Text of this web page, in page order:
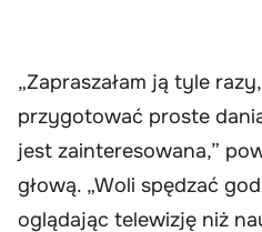
„Zapraszałam ją tyle
przygotować proste
jest zainteresowana,”
głową. „Woli spędzać
oglądając telewizję niż